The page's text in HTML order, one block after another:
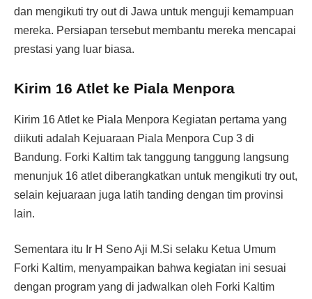
dan mengikuti try out di Jawa untuk menguji kemampuan
mereka. Persiapan tersebut membantu mereka mencapai
prestasi yang luar biasa.
Kirim 16 Atlet ke Piala Menpora
Kirim 16 Atlet ke Piala Menpora Kegiatan pertama yang
diikuti adalah Kejuaraan Piala Menpora Cup 3 di
Bandung. Forki Kaltim tak tanggung tanggung langsung
menunjuk 16 atlet diberangkatkan untuk mengikuti try out,
selain kejuaraan juga latih tanding dengan tim provinsi
lain.
Sementara itu Ir H Seno Aji M.Si selaku Ketua Umum
Forki Kaltim, menyampaikan bahwa kegiatan ini sesuai
dengan program yang di jadwalkan oleh Forki Kaltim